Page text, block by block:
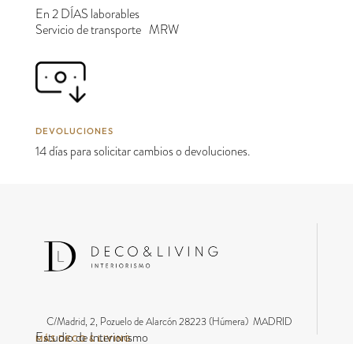
En 2 DÍAS laborables
Servicio de transporte MRW
DEVOLUCIONES
14 días para solicitar cambios o devoluciones.
C/Madrid, 2, Pozuelo de Alarcón 28223 (Húmera) MADRID
MÁS DECO & LIVING
Estudio de Interiorismo